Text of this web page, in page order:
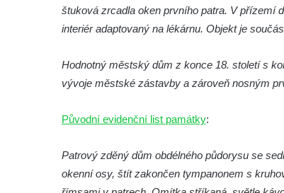
Wolfrumova vila v Ústí nad Labem
Hotel Vladimir v Ústí nad Labem
Labem (bývalá Obecná a měšťanská škola)
Vodní elektrárna Spálov na řece Jizeře
Chřibská čp. 280
Dům čp. 175 ve Chřibské
štuková zrcadla oken prvního patra. V přízemí
interiér adaptovaný na lékárnu. Objekt je
Hodnotný městský dům z konce 18. století s
vývoje městské zástavby a zároveň nosným
Původní evidenční list památky:
Patrový zděný dům obdélného půdorysu se
okenní osy, štít zakončen tympanonem s